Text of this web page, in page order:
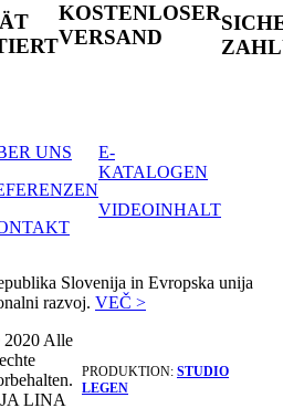
KOSTENLOSER
VERSAND
UNS
E-
KATALOGEN
VIDEOINHALT
Slovenija in Evropska unija
razvoj. VEČ >
Alle
LINA
PRODUKTION: STUDIO
LEGEN